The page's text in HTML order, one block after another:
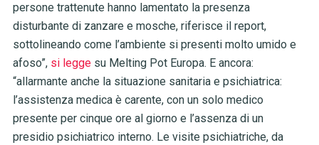
persone trattenute hanno lamentato la presenza
disturbante di zanzare e mosche, riferisce il report,
sottolineando come l’ambiente si presenti molto umido e
afoso”, si leggesu Melting Pot Europa. E ancora:
“allarmante anche la situazione sanitaria e psichiatrica:
l’assistenza medica è carente, con un solo medico
presente per cinque ore al giorno e l’assenza di un
presidio psichiatrico interno. Le visite psichiatriche, da